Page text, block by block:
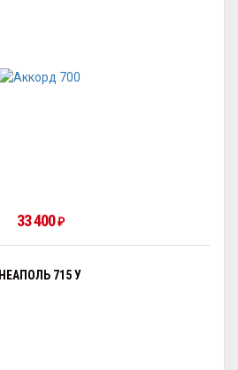
33 400₽
НЕАПОЛЬ 715 У